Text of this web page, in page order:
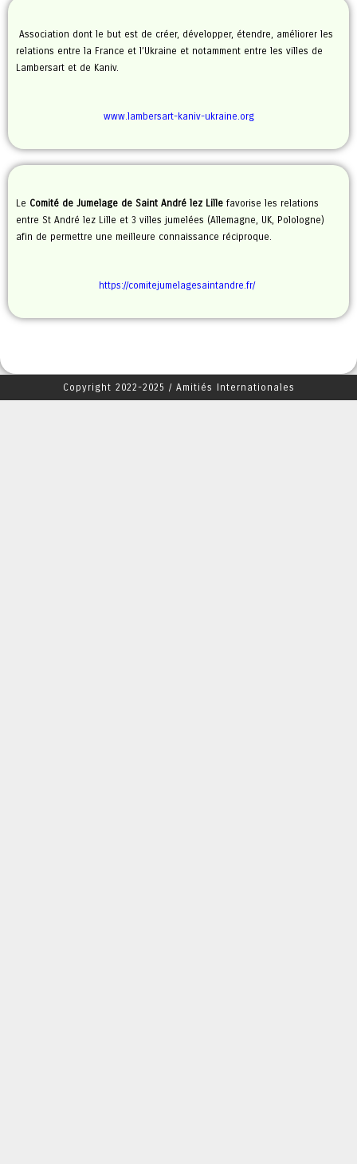
Association dont le but est de créer, développer, étendre, améliorer les
relations entre la France et l’Ukraine et notamment entre les villes de
Lambersart et de Kaniv.
www.lambersart-kaniv-ukraine.org
Le Comité de Jumelage de Saint André lez Lille favorise les relations
entre St André lez Lille et 3 villes jumelées (Allemagne, UK, Polologne)
afin de permettre une meilleure connaissance réciproque.
https://comitejumelagesaintandre.fr/
Copyright 2022-2025 / Amitiés Internationales